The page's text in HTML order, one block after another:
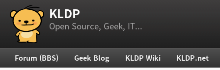
부 메뉴 KLDP
Open Source, Geek, IT...
주 메뉴
Forum (BBS) Geek Blog KLDP Wiki KLDP.net